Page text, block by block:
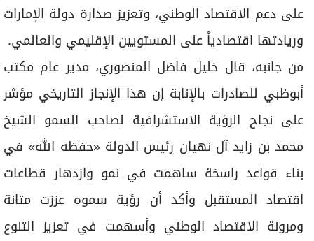
على دعم الاقتصاد الوطني، وتعزيز صدارة دولة الإمارات
وريادتها اقتصادياً على المستويين الإقليمي والعالمي.
من جانبه، قال خليل فاضل المنصوري، مدير عام مكتب
أبوظبي للصادرات بالإنابة إن هذا الإنجاز التاريخي مؤشر
على نجاح الرؤية الاستشرافية لصاحب السمو الشيخ
محمد بن زايد آل نهيان رئيس الدولة «حفظه الله» في
بناء قواعد راسخة ساهمت في نمو وازدهار قطاعات
اقتصاد المستقبل وأكد أن رؤية سموه عززت متانة
ومرونة الاقتصاد الوطني وأسهمت في تعزيز التنوع